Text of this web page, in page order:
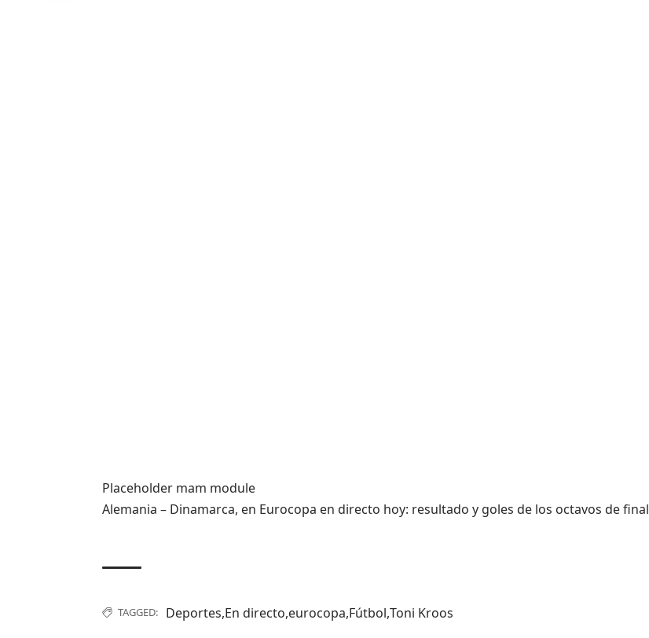
Placeholder mam module
Alemania – Dinamarca, en Eurocopa en directo hoy: resultado y goles de los octavos de final
TAGGED: Deportes,En directo,eurocopa,Fútbol,Toni Kroos